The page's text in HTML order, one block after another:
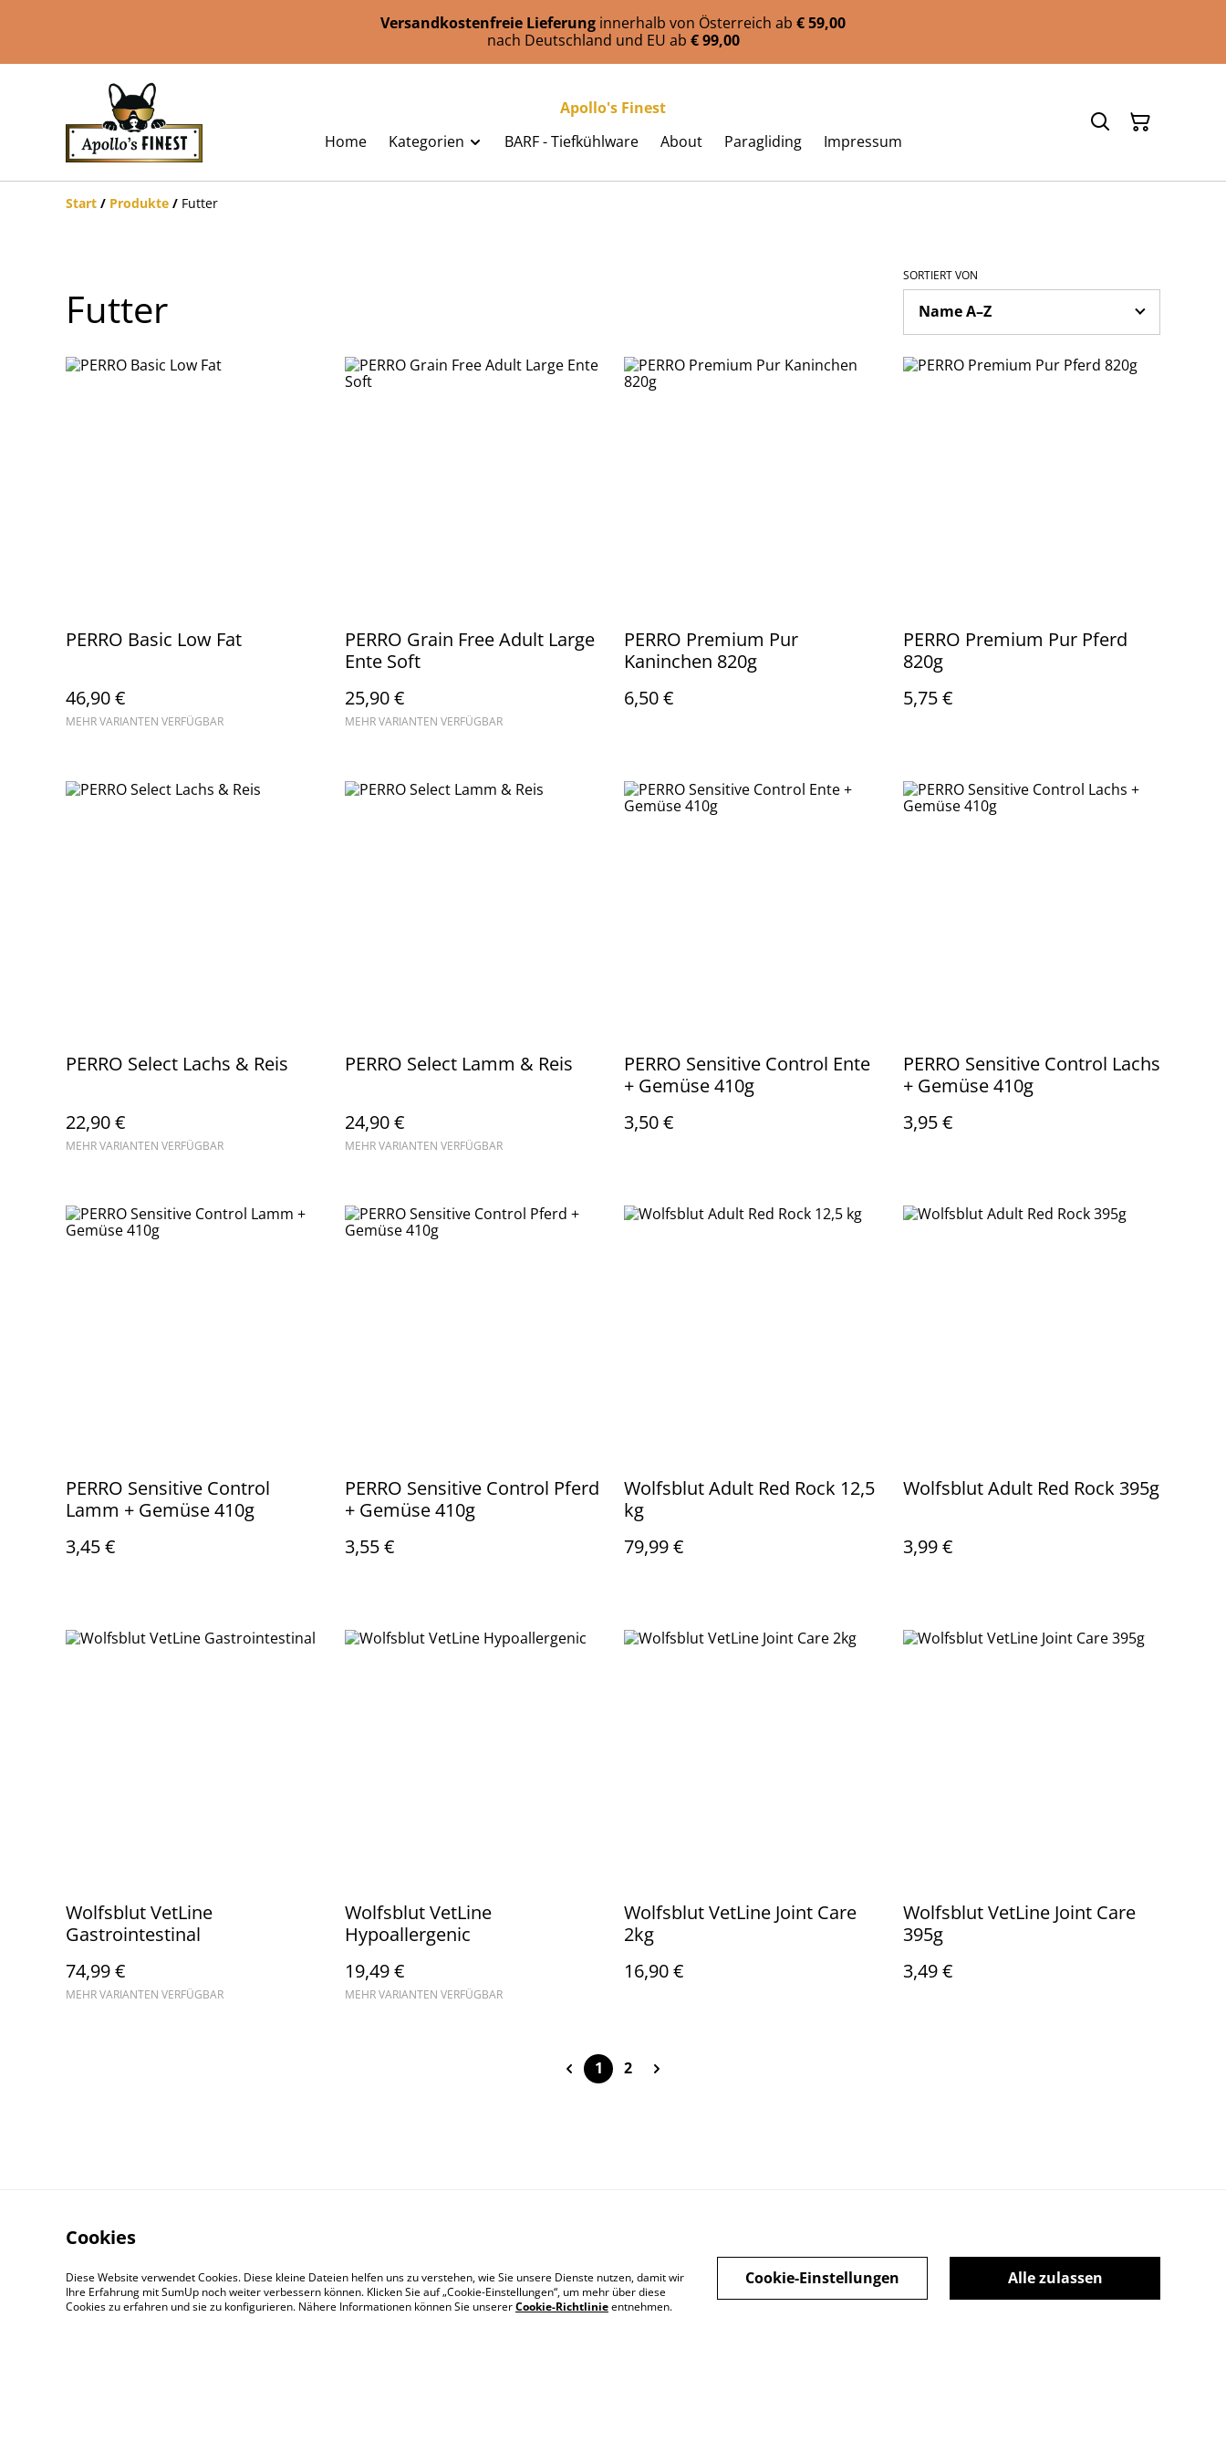
Versandkostenfreie Lieferung innerhalb von Österreich ab € 59,00
nach Deutschland und EU ab € 99,00
Apollo's Finest
Home
Kategorien BARF - Tiefkühlware About Paragliding Impressum
Start / Produkte / Futter
Futter
SORTIERT VON
PERRO Basic Low Fat
46,90 €
MEHR VARIANTEN VERFÜGBAR
PERRO Grain Free Adult Large
Ente Soft
25,90 €
MEHR VARIANTEN VERFÜGBAR
PERRO Premium Pur
Kaninchen 820g
6,50 €
PERRO Premium Pur Pferd
820g
5,75 €
PERRO Select Lachs & Reis
22,90 €
MEHR VARIANTEN VERFÜGBAR
PERRO Select Lamm & Reis
24,90 €
MEHR VARIANTEN VERFÜGBAR
PERRO Sensitive Control Ente
+ Gemüse 410g
3,50 €
PERRO Sensitive Control Lachs
+ Gemüse 410g
3,95 €
PERRO Sensitive Control
Lamm + Gemüse 410g
3,45 €
PERRO Sensitive Control Pferd
+ Gemüse 410g
3,55 €
Wolfsblut Adult Red Rock 12,5
kg
79,99 €
Wolfsblut Adult Red Rock 395g
3,99 €
Wolfsblut VetLine
Gastrointestinal
74,99 €
MEHR VARIANTEN VERFÜGBAR
Wolfsblut VetLine
Hypoallergenic
19,49 €
MEHR VARIANTEN VERFÜGBAR
Wolfsblut VetLine Joint Care
2kg
16,90 €
Wolfsblut VetLine Joint Care
395g
3,49 €
1 2
Cookies
Diese Website verwendet Cookies. Diese kleine Dateien helfen uns zu verstehen, wie Sie unsere Dienste nutzen, damit wir
Ihre Erfahrung mit SumUp noch weiter verbessern können. Klicken Sie auf „Cookie-Einstellungen“, um mehr über diese
Cookies zu erfahren und sie zu konfigurieren. Nähere Informationen können Sie unsererCookie-Richtlinieentnehmen.
Alle zulassen
Cookie-Einstellungen